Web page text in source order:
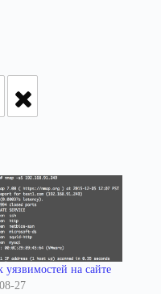
уязвимостей на сайте
27